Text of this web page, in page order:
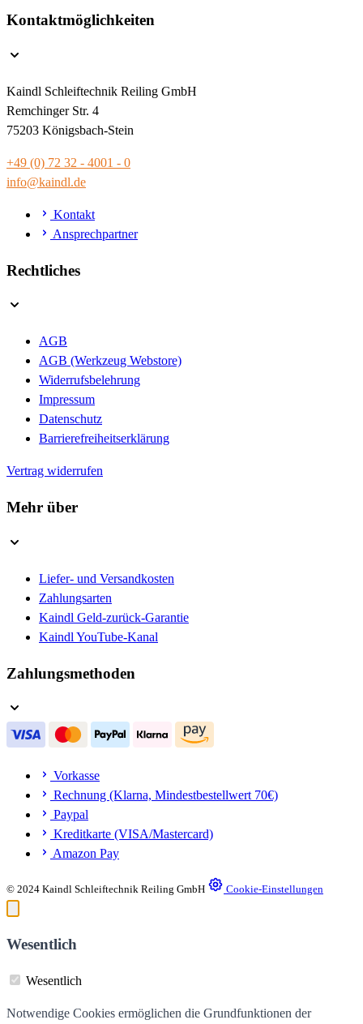
Kontaktmöglichkeiten
Kaindl Schleiftechnik Reiling GmbH
Remchinger Str. 4
75203 Königsbach-Stein
+49 (0) 72 32 - 4001 - 0
info@kaindl.de
Kontakt
Ansprechpartner
Rechtliches
AGB
AGB (Werkzeug Webstore)
Widerrufsbelehrung
Impressum
Datenschutz
Barrierefreiheitserklärung
Vertrag widerrufen
Mehr über
Liefer- und Versandkosten
Zahlungsarten
Kaindl Geld-zurück-Garantie
Kaindl YouTube-Kanal
Zahlungsmethoden
Vorkasse
Rechnung (Klarna, Mindestbestellwert 70€)
Paypal
Kreditkarte (VISA/Mastercard)
Amazon Pay
© 2024 Kaindl Schleiftechnik Reiling GmbH Cookie-Einstellungen
Wesentlich
Wesentlich
Notwendige Cookies ermöglichen die Grundfunktionen der